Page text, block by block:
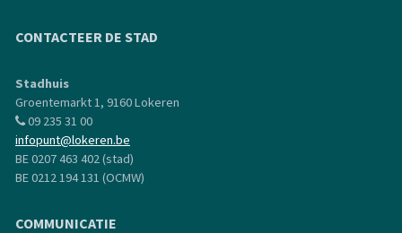
CONTACTEER DE STAD
Stadhuis
Groentemarkt 1, 9160 Lokeren
09 235 31 00
infopunt@lokeren.be
BE 0207 463 402 (stad)
BE 0212 194 131 (OCMW)
COMMUNICATIE